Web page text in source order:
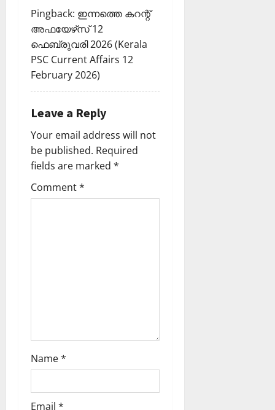
Pingback: ഇന്നത്തെ കറന്റ്
അഫയേഴ്‌സ് 12
ഫെബ്രുവരി 2026 (Kerala
PSC Current Affairs 12
February 2026)
Leave a Reply
Your email address will not
be published. Required
fields are marked *
Comment*
Name*
Email *